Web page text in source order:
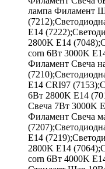
лампа Филамент
E14
2800K E14
corn 6Вт 3000K
Филамент Свеча
E14 CRI97
6Вт 2800K E14
Свеча 7Вт 3000K
Филамент Свеча
E14
2800K E14
corn 6Вт 4000K